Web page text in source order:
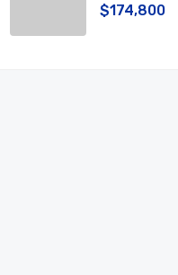
$174,800